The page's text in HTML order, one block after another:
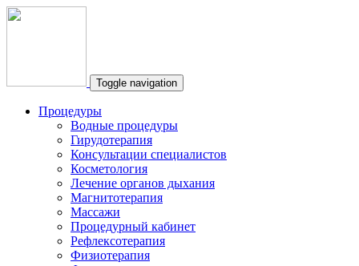
Toggle navigation
Процедуры
Водные процедуры
Гирудотерапия
Консультации специалистов
Косметология
Лечение органов дыхания
Магнитотерапия
Массажи
Процедурный кабинет
Рефлексотерапия
Физиотерапия